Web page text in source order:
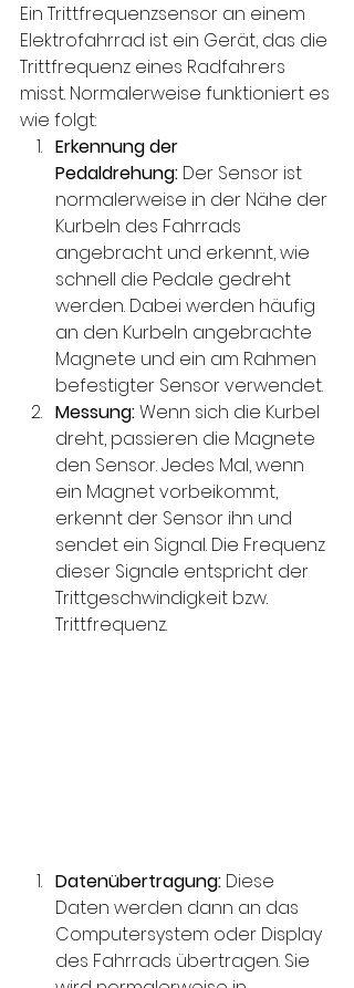
Ein Trittfrequenzsensor an einem
Elektrofahrrad ist ein Gerät, das die
Trittfrequenz eines Radfahrers
misst. Normalerweise funktioniert es
wie folgt:
Erkennung der
Pedaldrehung: Der Sensor ist
normalerweise in der Nähe der
Kurbeln des Fahrrads
angebracht und erkennt, wie
schnell die Pedale gedreht
werden. Dabei werden häufig
an den Kurbeln angebrachte
Magnete und ein am Rahmen
befestigter Sensor verwendet.
Messung: Wenn sich die Kurbel
dreht, passieren die Magnete
den Sensor. Jedes Mal, wenn
ein Magnet vorbeikommt,
erkennt der Sensor ihn und
sendet ein Signal. Die Frequenz
dieser Signale entspricht der
Trittgeschwindigkeit bzw.
Trittfrequenz.
Datenübertragung: Diese
Daten werden dann an das
Computersystem oder Display
des Fahrrads übertragen. Sie